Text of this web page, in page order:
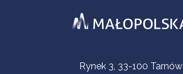
Informacje kontaktoweRynek 3, 33-100 Tarnów